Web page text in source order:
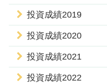
投資成績2019
投資成績2020
投資成績2021
投資成績2022